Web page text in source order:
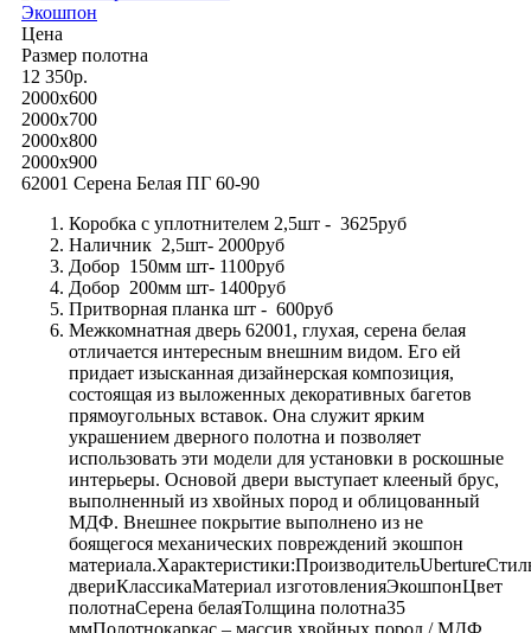
Экошпон
Цена
Размер полотна
12 350р.
2000x600
2000x700
2000x800
2000x900
62001 Серена Белая ПГ 60-90
Коробка с уплотнителем 2,5шт - 3625руб
Наличник 2,5шт- 2000руб
Добор 150мм шт- 1100руб
Добор 200мм шт- 1400руб
Притворная планка шт - 600руб
Межкомнатная дверь 62001, глухая, серена белая
отличается интересным внешним видом. Его ей
придает изысканная дизайнерская композиция,
состоящая из выложенных декоративных багетов
прямоугольных вставок. Она служит ярким
украшением дверного полотна и позволяет
использовать эти модели для установки в роскошные
интерьеры. Основой двери выступает клееный брус,
выполненный из хвойных пород и облицованный
МДФ. Внешнее покрытие выполнено из не
боящегося механических повреждений экошпон
двериКлассикаМатериал изготовленияЭкошпонЦвет
полотнаСерена белаяТолщина полотна35
ммПолотнокаркас – массив хвойных пород / МДФ